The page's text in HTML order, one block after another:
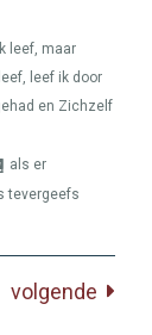
leef, maar
leef ik door
en Zichzelf
als er
tevergeefs
volgende